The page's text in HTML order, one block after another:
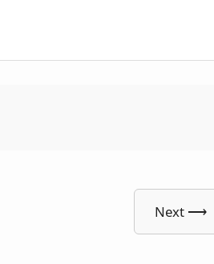
Next ⟶